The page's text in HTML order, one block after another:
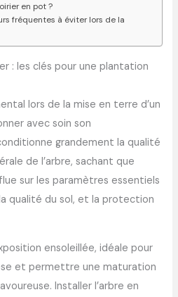
en pot ?
fréquentes à éviter lors de la
: les clés pour une plantation
lors de la mise en terre d’un
avec soin son
grandement la qualité
de l’arbre, sachant que
sur les paramètres essentiels
qualité du sol, et la protection
ensoleillée, idéale pour
et permettre une maturation
Installer l’arbre en